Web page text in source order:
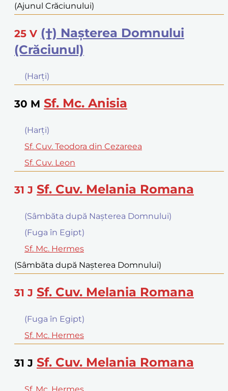
(Ajunul Crăciunului)
25 V (†) Naşterea Domnului
(Crăciunul)
(Harţi)
30 M Sf. Mc. Anisia
(Harţi)
Sf. Cuv. Teodora din Cezareea
Sf. Cuv. Leon
31 J Sf. Cuv. Melania Romana
(Sâmbăta după Naşterea Domnului)
(Fuga în Egipt)
Sf. Mc. Hermes
(Sâmbăta după Naşterea Domnului)
31 J Sf. Cuv. Melania Romana
(Fuga în Egipt)
Sf. Mc. Hermes
31 J Sf. Cuv. Melania Romana